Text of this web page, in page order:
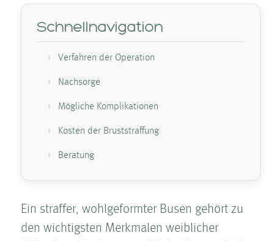
Schnellnavigation
Verfahren der Operation
Nachsorge
Mögliche Komplikationen
Kosten­ der Brust­straffung
Beratung
Ein straffer, wohlgeformter Busen gehört zu
den wichtigsten Merkmalen weiblicher